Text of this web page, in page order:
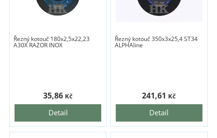
Řezný kotouč 180x2,5x22,23
A30X RAZOR INOX
Detail
35,86 Kč
Řezný kotouč 350x3x25,4 ST34
ALPHAline
Detail
241,61 Kč